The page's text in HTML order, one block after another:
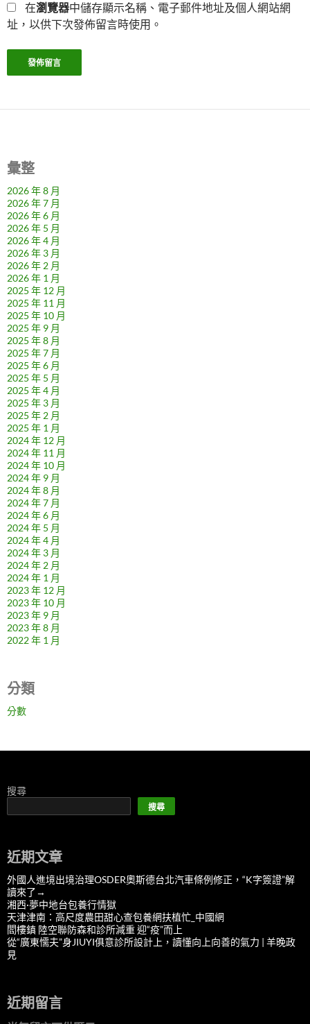
在瀏覽器中儲存顯示名稱、電子郵件地址及個人網站網
址，以供下次發佈留言時使用。
彙整
2026 年 8 月
2026 年 7 月
2026 年 6 月
2026 年 5 月
2026 年 4 月
2026 年 3 月
2026 年 2 月
2026 年 1 月
2025 年 12 月
2025 年 11 月
2025 年 10 月
2025 年 9 月
2025 年 8 月
2025 年 7 月
2025 年 6 月
2025 年 5 月
2025 年 4 月
2025 年 3 月
2025 年 2 月
2025 年 1 月
2024 年 12 月
2024 年 11 月
2024 年 10 月
2024 年 9 月
2024 年 8 月
2024 年 7 月
2024 年 6 月
2024 年 5 月
2024 年 4 月
2024 年 3 月
2024 年 2 月
2024 年 1 月
2023 年 12 月
2023 年 10 月
2023 年 9 月
2023 年 8 月
2022 年 1 月
分類
分數
搜尋
搜尋
近期文章
外國人進境出境治理OSDER奧斯德台北汽車條例修正，“K字簽證”解
讀來了→
湘西·夢中地台包養行情獄
天津津南：高尺度農田甜心查包養網扶植忙_中國網
閻樓鎮 陸空聯防森和診所減重 迎“疫”而上
從“廣東懦夫”身JIUYI俱意診所設計上，讀懂向上向善的氣力 | 羊晚政
見
近期留言